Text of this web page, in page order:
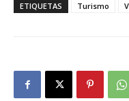
ETIQUETAS Turismo